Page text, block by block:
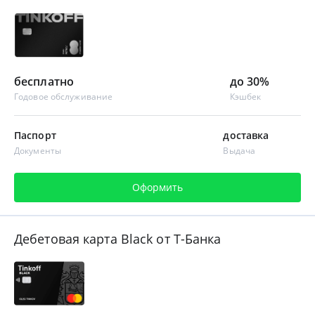
бесплатно
Годовое обслуживание
до 30%
Кэшбек
Паспорт
Документы
доставка
Выдача
Оформить
Дебетовая карта Black от Т-Банка